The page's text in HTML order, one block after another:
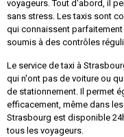
voyageurs. Tout d'abord, il
sans stress. Les taxis sont
qui connaissent
soumis à des contrôles
Le service de taxi à
qui n'ont pas de voiture ou
de stationnement. Il permet
efficacement, même dans
Strasbourg est disponible
tous les voyageurs.